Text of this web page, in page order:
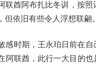
联酋阿布扎比冬训，按
但依旧有些令人浮想联翩
感时期，王永珀日前在
阿联酋，此行一大目的